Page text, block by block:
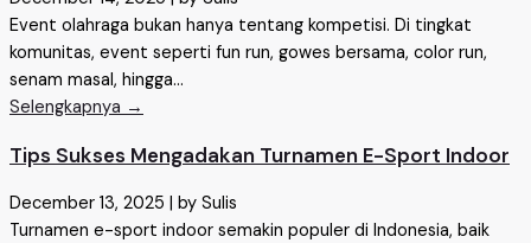
Event olahraga bukan hanya tentang kompetisi. Di tingkat
komunitas, event seperti fun run, gowes bersama, color run,
senam masal, hingga...
Selengkapnya →
Tips Sukses Mengadakan Turnamen E-Sport Indoor
December 13, 2025 | by Sulis
Turnamen e-sport indoor semakin populer di Indonesia, baik